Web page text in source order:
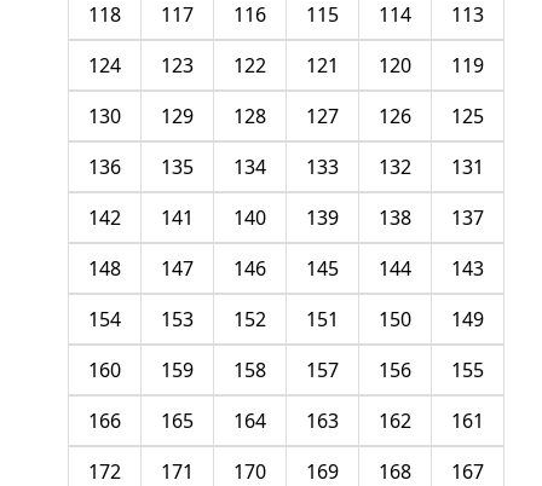
113
114
115
116
117
118
119
120
121
122
123
124
125
126
127
128
129
130
131
132
133
134
135
136
137
138
139
140
141
142
143
144
145
146
147
148
149
150
151
152
153
154
155
156
157
158
159
160
161
162
163
164
165
166
167
168
169
170
171
172